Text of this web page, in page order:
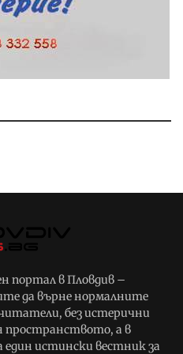
портал в Пловдив –
да върне нормалните
без истерични
пространството, а в
истински вестник за